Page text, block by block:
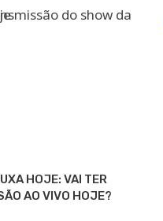
HOJE: VAI TER
AO VIVO HOJE?